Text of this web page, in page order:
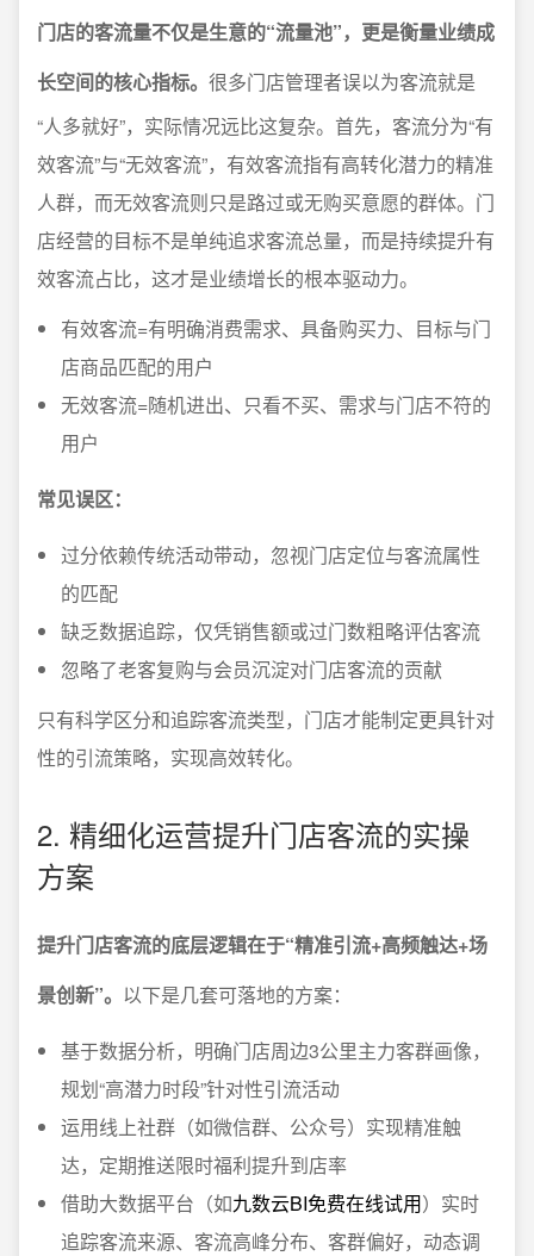
门店的客流量不仅是生意的“流量池”，更是衡量业绩成
长空间的核心指标。 很多门店管理者误以为客流就是
“人多就好”，实际情况远比这复杂。首先，客流分为“有
效客流”与“无效客流”，有效客流指有高转化潜力的精准
人群，而无效客流则只是路过或无购买意愿的群体。门
店经营的目标不是单纯追求客流总量，而是持续提升有
效客流占比，这才是业绩增长的根本驱动力。
有效客流=有明确消费需求、具备购买力、目标与门
店商品匹配的用户
无效客流=随机进出、只看不买、需求与门店不符的
用户
常见误区：
过分依赖传统活动带动，忽视门店定位与客流属性
的匹配
缺乏数据追踪，仅凭销售额或过门数粗略评估客流
忽略了老客复购与会员沉淀对门店客流的贡献
只有科学区分和追踪客流类型，门店才能制定更具针对
性的引流策略，实现高效转化。
2. 精细化运营提升门店客流的实操
方案
提升门店客流的底层逻辑在于“精准引流+高频触达+场
景创新”。 以下是几套可落地的方案：
基于数据分析，明确门店周边3公里主力客群画像，
规划“高潜力时段”针对性引流活动
运用线上社群（如微信群、公众号）实现精准触
达，定期推送限时福利提升到店率
借助大数据平台（如九数云BI免费在线试用）实时
追踪客流来源、客流高峰分布、客群偏好，动态调